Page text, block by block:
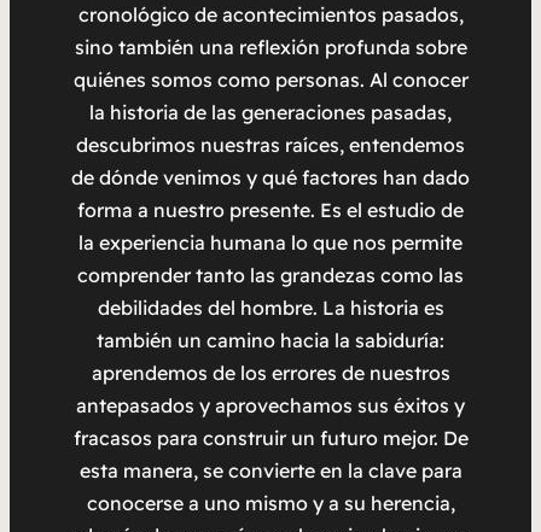
cronológico de acontecimientos pasados,
sino también una reflexión profunda sobre
quiénes somos como personas. Al conocer
la historia de las generaciones pasadas,
descubrimos nuestras raíces, entendemos
de dónde venimos y qué factores han dado
forma a nuestro presente. Es el estudio de
la experiencia humana lo que nos permite
comprender tanto las grandezas como las
debilidades del hombre. La historia es
también un camino hacia la sabiduría:
aprendemos de los errores de nuestros
antepasados ​​y aprovechamos sus éxitos y
fracasos para construir un futuro mejor. De
esta manera, se convierte en la clave para
conocerse a uno mismo y a su herencia,